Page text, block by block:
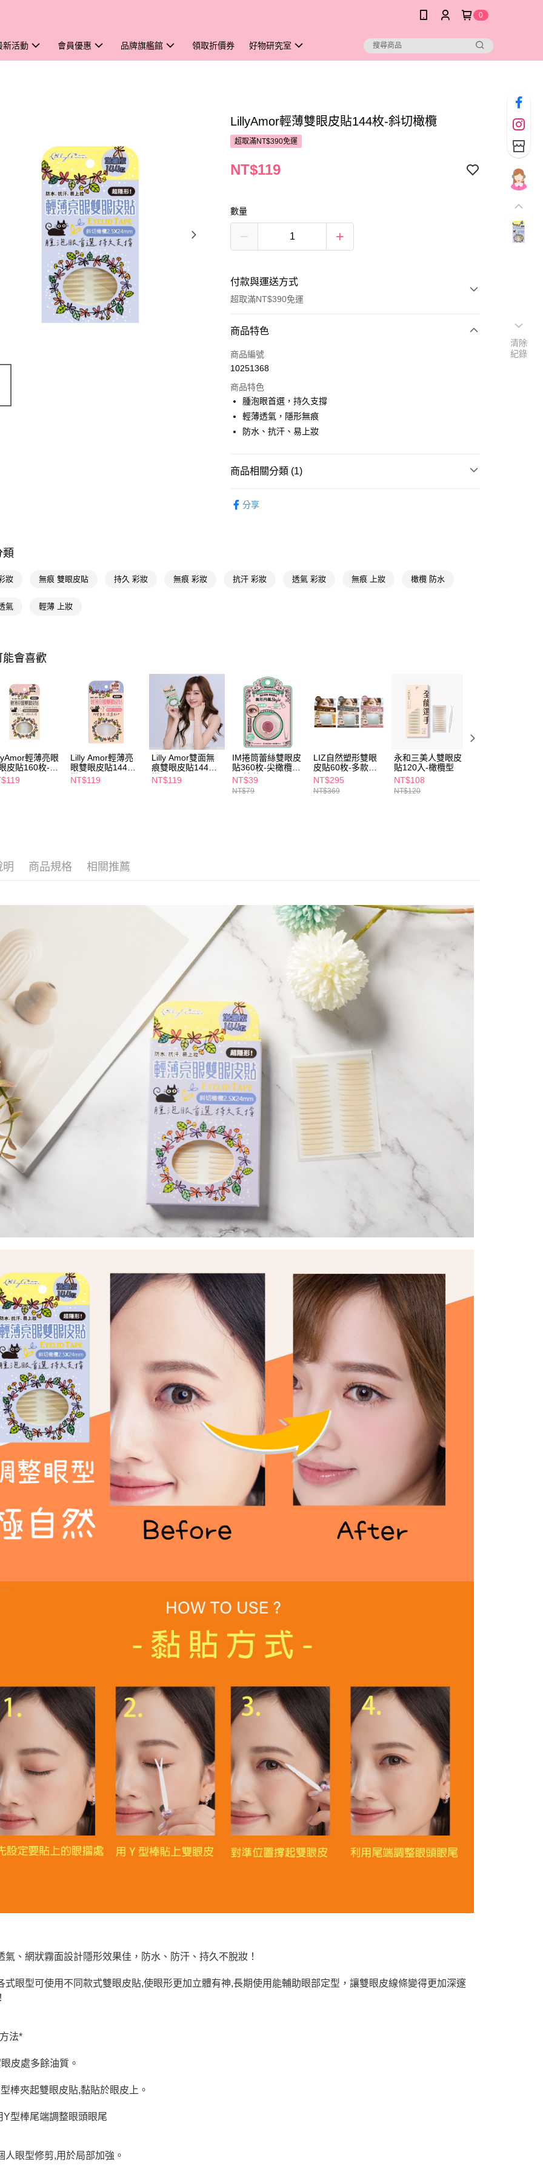
0
新活動 會員優惠 品牌旗艦館 領取折價券 好物研究室
LillyAmor輕薄雙眼皮貼144枚-斜切橄欖
超取滿NT$390免運
NT$119
數量
付款與運送方式
超取滿NT$390免運
付款方式
POYA支付
超商取貨付款
LINE Pay
街口支付
Google Pay
便利好安心！
３．收到繳費通知簡訊後14天內，點擊此簡訊中的連結，可透過四大超商
／ATM／網路銀行／等多元方式進行付款，方視為交易完成。
※ 請注意：結帳手續完成當下不需立刻繳費，但若您需要取消訂單，請聯
絡購買商品的店家。未經商家同意取消之訂單仍視為有效，需透過AFTEE
先享後付繳納相關費用。
※ 交易是否成功請以「AFTEE先享後付 」之結帳頁面顯示為準，若有關於
是否繳費成功／繳費後需取消欲退款等相關疑問，請聯繫「AFTEE先享後
付客戶支援中心」 https://netprotections.freshdesk.com/support/home
【注意事項】
１．透過由恩沛科技股份有限公司提供之「AFTEE先享後付」服務完成之
５．嚴禁一人註冊多個帳號或使用他人資訊註冊。若發現惡意使用之情
形，恩沛科技股份有限公司將有權停止該用戶之使用額度並採取法律行
動。
每筆NT$65，滿NT$390(含以上)免運費
萊爾富取貨付款
每筆NT$65，滿NT$490(含以上)免運費
付款後萊爾富取貨
每筆NT$65，滿NT$490(含以上)免運費
7-11取貨付款
每筆NT$80，滿NT$290(含以上)免運費
商品特色
商品編號
10251368
商品特色
腫泡眼首選，持久支撐
輕薄透氣，隱形無痕
防水、抗汗、易上妝
商品相關分類 (1)
分享
類
妝 無痕 雙眼皮貼 持久 彩妝 無痕 彩妝 抗汗 彩妝 透氣 彩妝 無痕 上妝 橄欖 防水
氣 輕薄 上妝
能會喜歡
輕薄亮眼
皮貼160枚-調
Lilly Amor輕薄亮
眼雙眼皮貼144枚-
彎月
NT$119
Lilly Amor雙面無
痕雙眼皮貼144枚-
彎月
NT$119
IM捲筒蕾絲雙眼皮
貼360枚-尖橄欖
(深邃款)
NT$39
NT$79
LIZ自然塑形雙眼
皮貼60枚-多款任
選
NT$295
NT$369
永和三美人雙眼皮
貼120入-橄欖型
NT$108
NT$120
明 商品規格 相關推薦
氣、網狀霧面設計隱形效果佳，防水、防汗、持久不脫妝！
式眼型可使用不同款式雙眼皮貼,使眼形更加立體有神,長期使用能輔助眼部定型，讓雙眼皮線條變得更加深邃
法*
皮處多餘油質。
棒夾起雙眼皮貼,黏貼於眼皮上。
Y型棒尾端調整眼頭眼尾
人眼型修剪,用於局部加強。
清除
紀錄